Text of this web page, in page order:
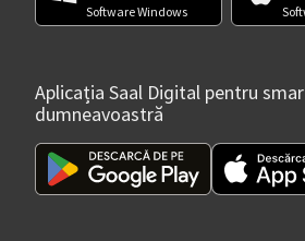
Software Windows
Aplicația Saal Digital pentru
dumneavoastră